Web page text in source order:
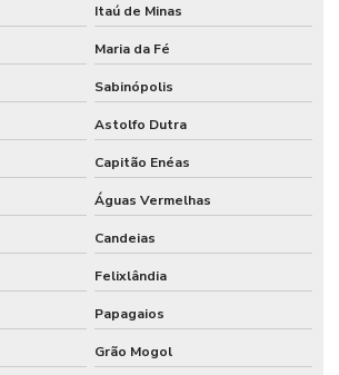
Itaú de Minas
Maria da Fé
Sabinópolis
Astolfo Dutra
Capitão Enéas
Águas Vermelhas
Candeias
Felixlândia
Papagaios
Grão Mogol